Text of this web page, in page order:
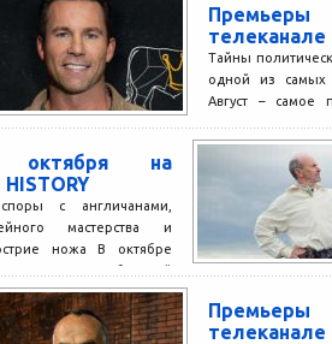
телеканале
Тайны
одной из самых
Август – самое
октября на
с англичанами,
мастерства и
ножа В октябре
порадует любителей
телеканале